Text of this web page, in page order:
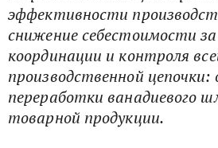
эффективности
снижение себестоимости
координации и контроля
производственной
переработки ванадиевого
товарной продукции.